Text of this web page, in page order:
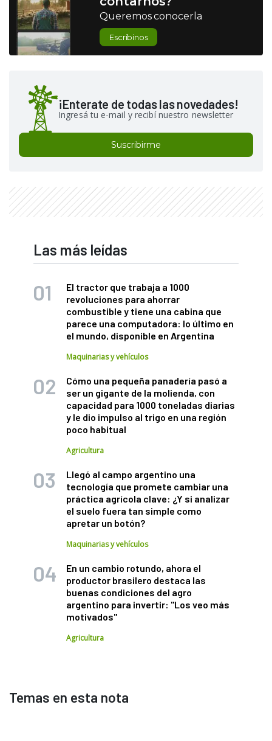
Queremos conocerla
Escribinos
¡Enterate de todas las novedades!
Ingresá tu e-mail y recibí nuestro newsletter
Suscribirme
Las más leídas
El tractor que trabaja a 1000
revoluciones para ahorrar
combustible y tiene una cabina que
parece una computadora: lo último en
el mundo, disponible en Argentina
Maquinarias y vehículos
Cómo una pequeña panadería pasó a
ser un gigante de la molienda, con
capacidad para 1000 toneladas diarias
y le dio impulso al trigo en una región
poco habitual
Agricultura
Llegó al campo argentino una
tecnología que promete cambiar una
práctica agrícola clave: ¿Y si analizar
el suelo fuera tan simple como
apretar un botón?
Maquinarias y vehículos
En un cambio rotundo, ahora el
productor brasilero destaca las
buenas condiciones del agro
argentino para invertir: "Los veo más
motivados"
Agricultura
Temas en esta nota